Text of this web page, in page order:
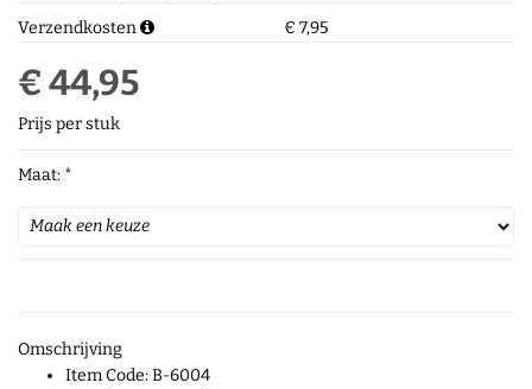
Verzendkosten
€ 7,95
€ 44,95
Prijs per stuk
Maat: *
Omschrijving
Item Code: B-6004